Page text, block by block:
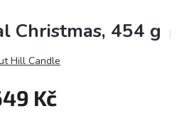
Christmas, 454 g
Hill Candle
Kč